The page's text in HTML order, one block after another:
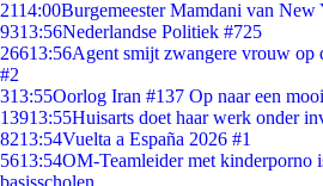
2114:00Burgemeester Mamdani van New
9313:56Nederlandse Politiek #725
26613:56Agent smijt zwangere vrouw op
#2
313:55Oorlog Iran #137 Op naar een
13913:55Huisarts doet haar werk onder
8213:54Vuelta a España 2026 #1
5613:54OM-Teamleider met kinderporno
basisscholen